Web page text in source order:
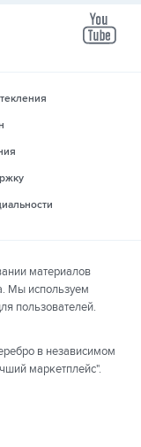
пользователей.
в независимом
в категории "Лучший маркетплейс".